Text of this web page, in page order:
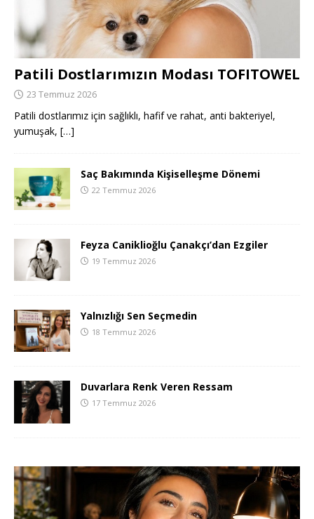
Patili Dostlarımızın Modası TOFITOWEL
23 Temmuz 2026
Patili dostlarımız için sağlıklı, hafif ve rahat, anti bakteriyel,
yumuşak, […]
Saç Bakımında Kişiselleşme Dönemi
22 Temmuz 2026
Feyza Caniklioğlu Çanakçı’dan Ezgiler
19 Temmuz 2026
Yalnızlığı Sen Seçmedin
18 Temmuz 2026
Duvarlara Renk Veren Ressam
17 Temmuz 2026